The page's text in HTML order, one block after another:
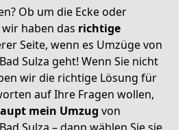
Ob um die Ecke oder
haben das richtige
Seite, wenn es Umzüge von
Sulza geht! Wenn Sie nicht
wir die richtige Lösung für
auf Ihre Fragen wollen,
mein Umzug von